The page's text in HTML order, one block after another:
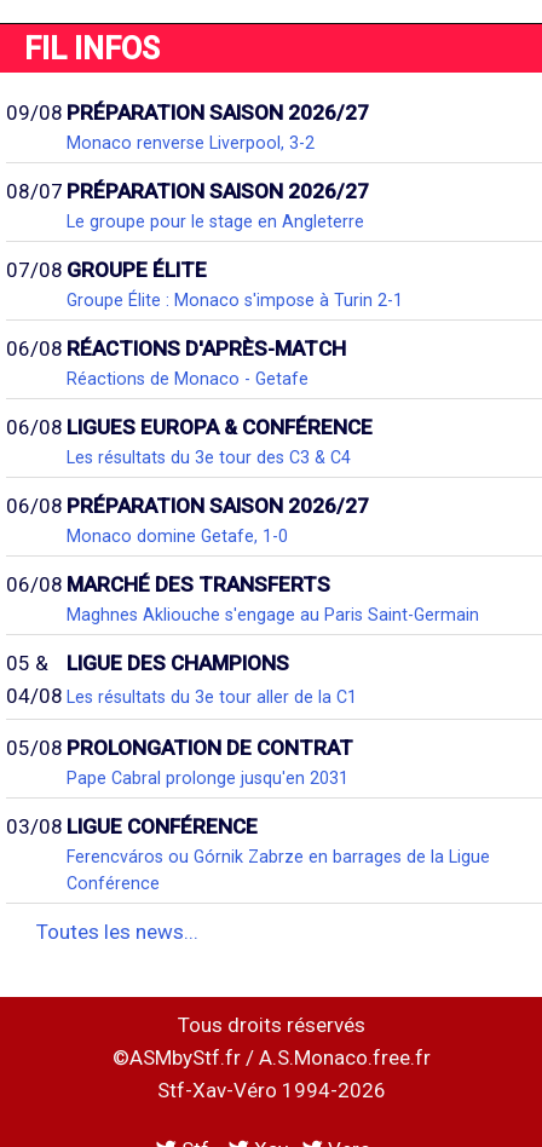
FIL INFOS
09/08 PRÉPARATION SAISON 2026/27
Monaco renverse Liverpool, 3-2
08/07 PRÉPARATION SAISON 2026/27
Le groupe pour le stage en Angleterre
07/08 GROUPE ÉLITE
Groupe Élite : Monaco s'impose à Turin 2-1
06/08 RÉACTIONS D'APRÈS-MATCH
Réactions de Monaco - Getafe
06/08 LIGUES EUROPA & CONFÉRENCE
Les résultats du 3e tour des C3 & C4
06/08 PRÉPARATION SAISON 2026/27
Monaco domine Getafe, 1-0
06/08 MARCHÉ DES TRANSFERTS
Maghnes Akliouche s'engage au Paris Saint-Germain
05 &
04/08
LIGUE DES CHAMPIONS
Les résultats du 3e tour aller de la C1
05/08 PROLONGATION DE CONTRAT
Pape Cabral prolonge jusqu'en 2031
03/08 LIGUE CONFÉRENCE
Ferencváros ou Górnik Zabrze en barrages de la Ligue
Conférence
Toutes les news...
Tous droits réservés
©ASMbyStf.fr / A.S.Monaco.free.fr
Stf-Xav-Véro 1994-2026